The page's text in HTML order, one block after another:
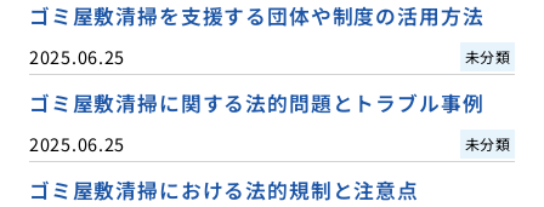
ゴミ屋敷清掃を支援する団体や制度の活用方法
2025.06.25 未分類
ゴミ屋敷清掃に関する法的問題とトラブル事例
2025.06.25 未分類
ゴミ屋敷清掃における法的規制と注意点